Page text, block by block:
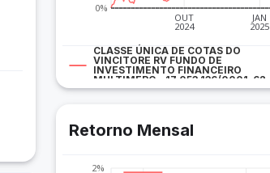
OUT
2024
JAN
2025
0%
CLASSE ÚNICA DE COTAS DO
VINCITORE RV FUNDO DE
INVESTIMENTO FINANCEIRO
MULTIMERC - 17.053.136/0001-62
Retorno Mensal
2%